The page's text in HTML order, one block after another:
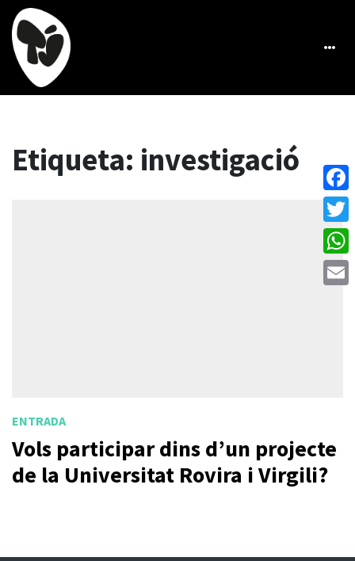
Etiqueta: investigació
ENTRADA
Vols participar dins d’un projecte
de la Universitat Rovira i Virgili?